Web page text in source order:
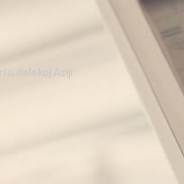
u dalekoj Aziji